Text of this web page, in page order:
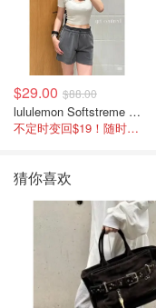
$29.00 $88.00
lululemon Softstreme 女士高腰短裤 10cm
不定时变回$19！随时点进来看
猜你喜欢